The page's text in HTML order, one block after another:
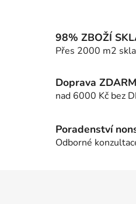
r
k
y
v
i
98% ZBOŽÍ
Přes 2000 m2
Doprava
nad 6000 Kč bez
Poradenství
Odborné